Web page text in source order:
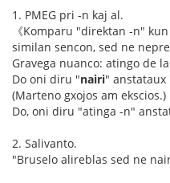
1. PMEG pri -n kaj al.
《Komparu "direktan -n"
similan sencon, sed ne
Gravega nuanco: atingo de
Do oni diru "nairi"
(Marteno gxojos am ekscios.)
Do, oni diru "atinga -n"
2. Salivanto.
"Bruselo alireblas sed ne